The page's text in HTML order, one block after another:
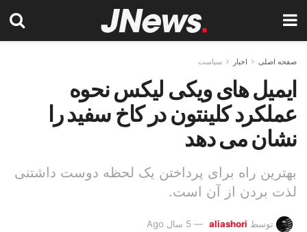
صفحه اصلی اخبار سیاست
ایمیل های ویکی لیکس نحوه
عملکرد کلینتون در کاخ سفید را
نشان می دهد
بهترین راه برای پرداختن یک لحظه دوست داشتنی
لذت بردن از آن است.
توسط aliashori 5 سال Ago